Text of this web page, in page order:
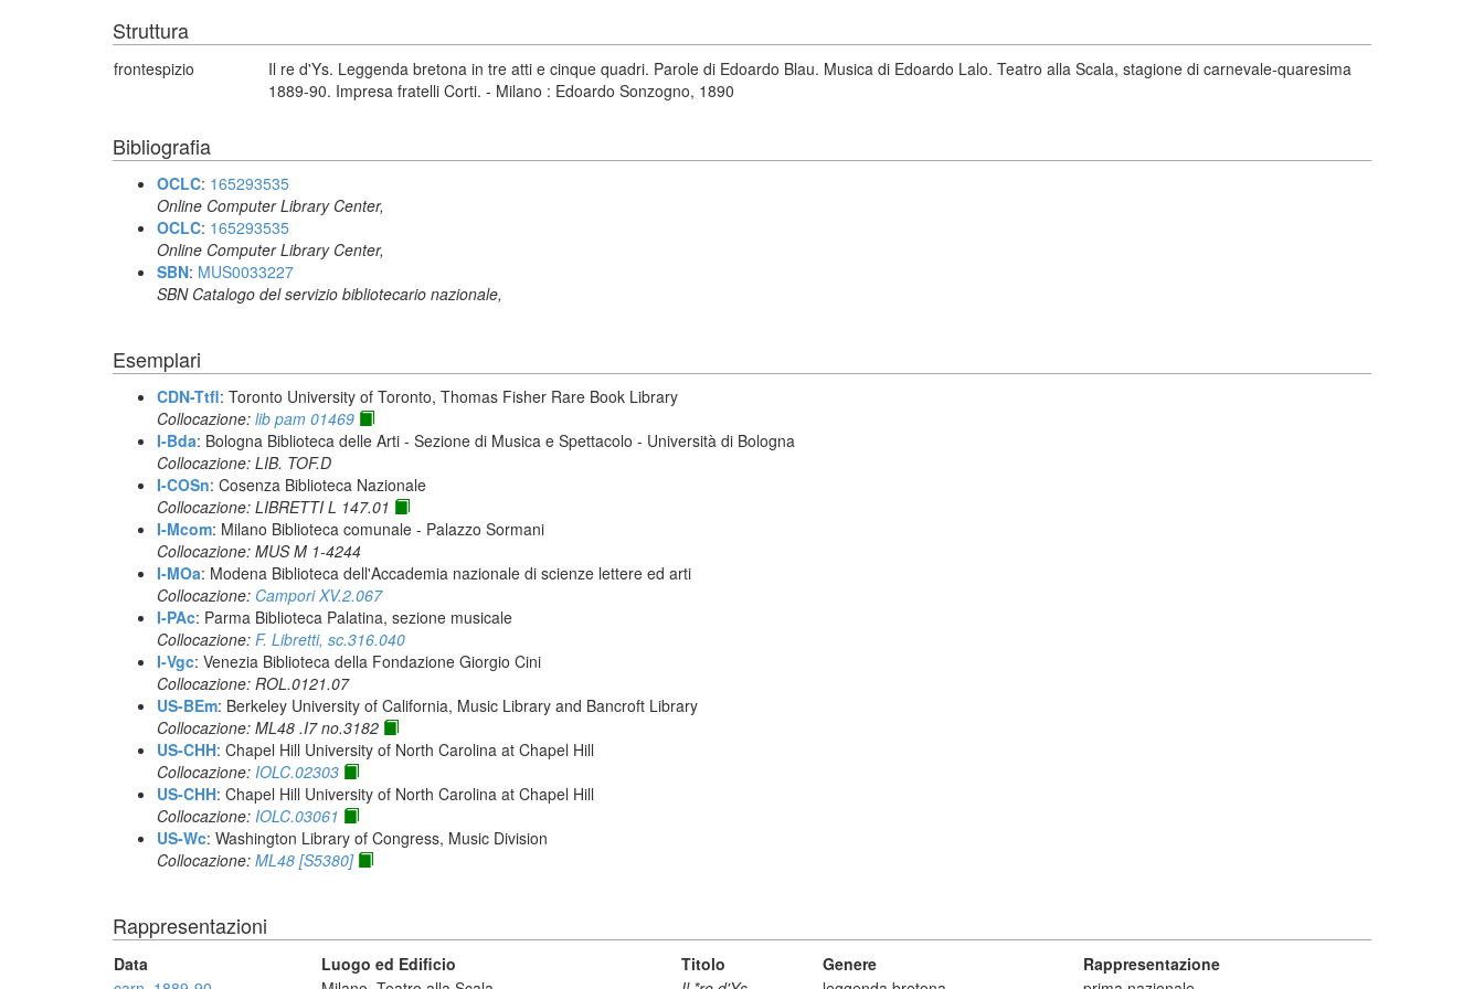
Struttura
frontespizio
Il re d'Ys. Leggenda bretona in tre atti e cinque quadri. Parole di Edoardo Blau. Musica di Edoardo Lalo. Teatro alla Scala, stagione di carnevale-quaresima
1889-90. Impresa fratelli Corti. - Milano : Edoardo Sonzogno, 1890
Bibliografia
OCLC: 165293535
Online Computer Library Center,
OCLC: 165293535
Online Computer Library Center,
SBN: MUS0033227
SBN Catalogo del servizio bibliotecario nazionale,
Esemplari
CDN-Ttfl: Toronto University of Toronto, Thomas Fisher Rare Book Library
Collocazione: lib pam 01469
I-Bda: Bologna Biblioteca delle Arti - Sezione di Musica e Spettacolo - Università di Bologna
Collocazione: LIB. TOF.D
I-COSn: Cosenza Biblioteca Nazionale
Collocazione: LIBRETTI L 147.01
I-Mcom: Milano Biblioteca comunale - Palazzo Sormani
Collocazione: MUS M 1-4244
I-MOa: Modena Biblioteca dell'Accademia nazionale di scienze lettere ed arti
Collocazione: Campori XV.2.067
I-PAc: Parma Biblioteca Palatina, sezione musicale
Collocazione: F. Libretti, sc.316.040
I-Vgc: Venezia Biblioteca della Fondazione Giorgio Cini
Collocazione: ROL.0121.07
US-BEm: Berkeley University of California, Music Library and Bancroft Library
Collocazione: ML48 .I7 no.3182
US-CHH: Chapel Hill University of North Carolina at Chapel Hill
Collocazione: IOLC.02303
US-CHH: Chapel Hill University of North Carolina at Chapel Hill
Collocazione: IOLC.03061
US-Wc: Washington Library of Congress, Music Division
Collocazione: ML48 [S5380]
Rappresentazioni
Data Luogo ed Edificio Titolo Genere
Rappresentazione